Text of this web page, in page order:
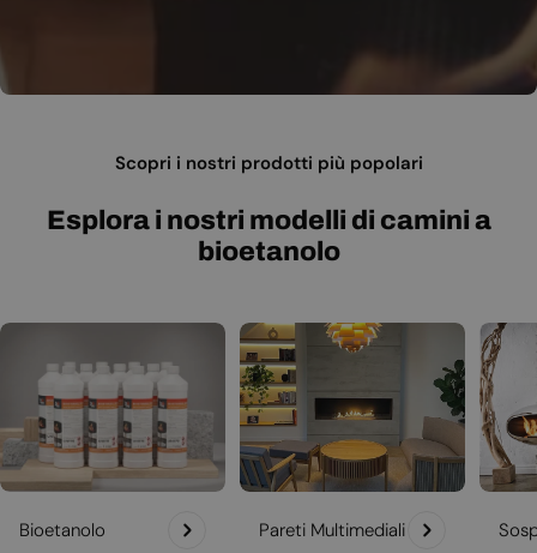
Scopri i nostri prodotti più popolari
Esplora i nostri modelli di camini a
bioetanolo
Bioetanolo Pareti Multimediali